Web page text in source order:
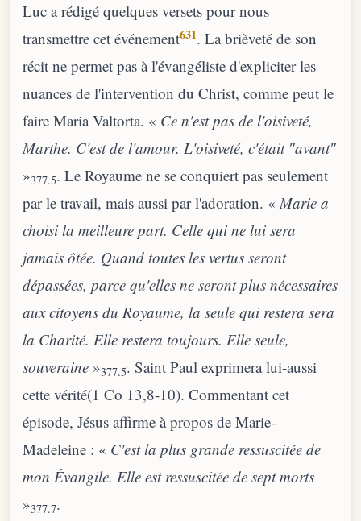
Luc a rédigé quelques versets pour nous
transmettre cet événement631. La brièveté de son
récit ne permet pas à l'évangéliste d'expliciter les
nuances de l'intervention du Christ, comme peut le
faire Maria Valtorta. « Ce n'est pas de l'oisiveté,
Marthe. C'est de l'amour. L'oisiveté, c'était ″avant″
»377.5. Le Royaume ne se conquiert pas seulement
par le travail, mais aussi par l'adoration. «Marie a
choisi la meilleure part. Celle qui ne lui sera
jamais ôtée. Quand toutes les vertus seront
dépassées, parce qu'elles ne seront plus nécessaires
aux citoyens du Royaume, la seule qui restera sera
la Charité. Elle restera toujours. Elle seule,
souveraine »377.5. Saint Paul exprimera lui-aussi
cette vérité(1 Co 13,8-10). Commentant cet
épisode, Jésus affirme à propos de Marie-
Madeleine : « C'est la plus grande ressuscitée de
mon Évangile. Elle est ressuscitée de sept morts
»377.7.